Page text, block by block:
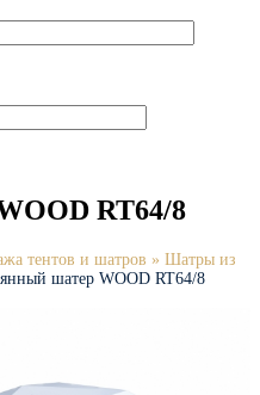
RT64/8
тентов и шатров » Шатры из
шатер WOOD RT64/8